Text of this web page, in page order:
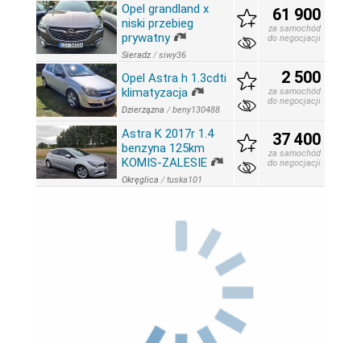
Opel grandland x
niski przebieg
prywatny
Sieradz /siwy36
61 900
za samochód
do negocjacji
Opel Astra h 1.3cdti
klimatyzacja
Dzierzązna /beny130488
2 500
za samochód
do negocjacji
Astra K 2017r 1.4
benzyna 125km
KOMIS-ZALESIE
Okręglica /tuska101
37 400
za samochód
do negocjacji